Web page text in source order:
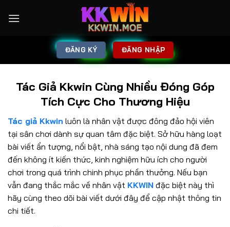
ĐĂNG KÝ ĐĂNG NHẬP
Tác Giả Kkwin Cùng Nhiều Đóng Góp
Tích Cực Cho Thương Hiệu
Tác giả Kkwin luôn là nhân vật được đông đảo hội viên
tại sân chơi dành sự quan tâm đặc biệt. Sở hữu hàng loạt
bài viết ẩn tượng, nổi bật, nhà sáng tạo nội dung đã đem
đến không ít kiến thức, kinh nghiệm hữu ích cho người
chơi trong quá trình chinh phục phần thưởng. Nếu bạn
vẫn đang thắc mắc về nhân vật KKWIN đặc biệt này thì
hãy cùng theo dõi bài viết dưới đây để cập nhật thông tin
chi tiết.